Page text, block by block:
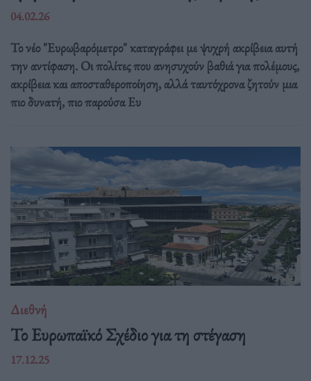
04.02.26
Το νέο "Ευρωβαρόμετρο" καταγράφει με ψυχρή ακρίβεια αυτή
την αντίφαση. Oι πολίτες που ανησυχούν βαθιά για πολέμους,
ακρίβεια και αποσταθεροποίηση, αλλά ταυτόχρονα ζητούν μια
πιο δυνατή, πιο παρούσα Ευ
Διεθνή
Το Ευρωπαϊκό Σχέδιο για τη στέγαση
17.12.25